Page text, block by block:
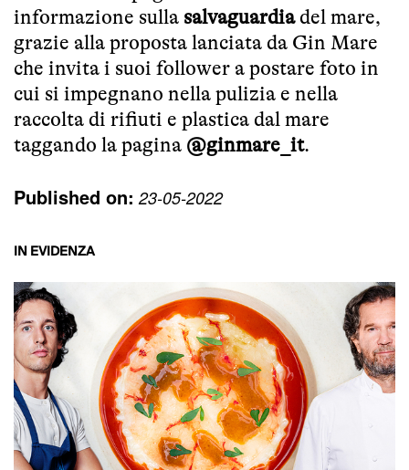
informazione sulla salvaguardiadel mare,
grazie alla proposta lanciata da Gin Mare
che invita i suoi follower a postare foto in
cui si impegnano nella pulizia e nella
raccolta di rifiuti e plastica dal mare
taggando la pagina @ginmare_it.
Published on: 23-05-2022
IN EVIDENZA